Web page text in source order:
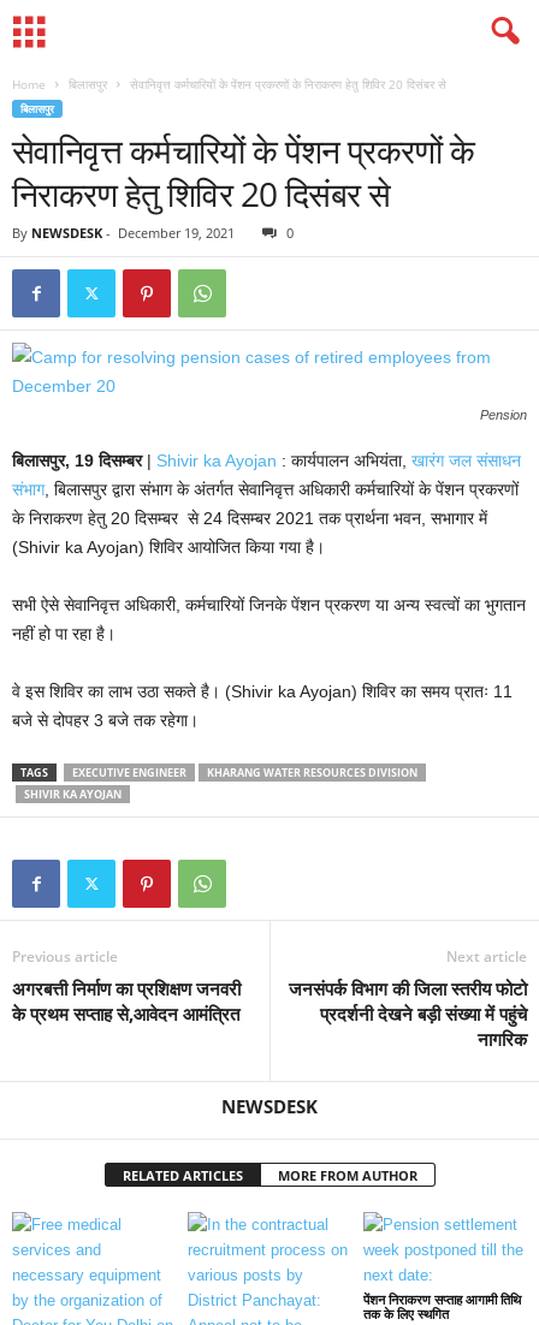
Home बिलासपुर सेवानिवृत्त कर्मचारियों के पेंशन प्रकरणों के निराकरण हेतु शिविर 20 दिसंबर से
बिलासपुर
सेवानिवृत्त कर्मचारियों के पेंशन प्रकरणों के
निराकरण हेतु शिविर 20 दिसंबर से
By NEWSDESK - December 19, 2021 0
Pension
बिलासपुर, 19 दिसम्बर | Shivir ka Ayojan : कार्यपालन अभियंता, खारंग जल संसाधन
संभाग, बिलासपुर द्वारा संभाग के अंतर्गत सेवानिवृत्त अधिकारी कर्मचारियों के पेंशन प्रकरणों
के निराकरण हेतु 20 दिसम्बर से 24 दिसम्बर 2021 तक प्रार्थना भवन, सभागार में
(Shivir ka Ayojan) शिविर आयोजित किया गया है।
सभी ऐसे सेवानिवृत्त अधिकारी, कर्मचारियों जिनके पेंशन प्रकरण या अन्य स्वत्वों का भुगतान
नहीं हो पा रहा है।
वे इस शिविर का लाभ उठा सकते है। (Shivir ka Ayojan) शिविर का समय प्रातः 11
बजे से दोपहर 3 बजे तक रहेगा।
TAGS EXECUTIVE ENGINEER
KHARANG WATER RESOURCES DIVISION
SHIVIR KA AYOJAN
Previous article
अगरबत्ती निर्माण का प्रशिक्षण जनवरी
के प्रथम सप्ताह से,आवेदन आमंत्रित
Next article
जनसंपर्क विभाग की जिला स्तरीय फोटो
प्रदर्शनी देखने बड़ी संख्या में पहुंचे
नागरिक
NEWSDESK
RELATED ARTICLES MORE FROM AUTHOR
पेंशन निराकरण सप्ताह आगामी तिथि
तक के लिए स्थगित